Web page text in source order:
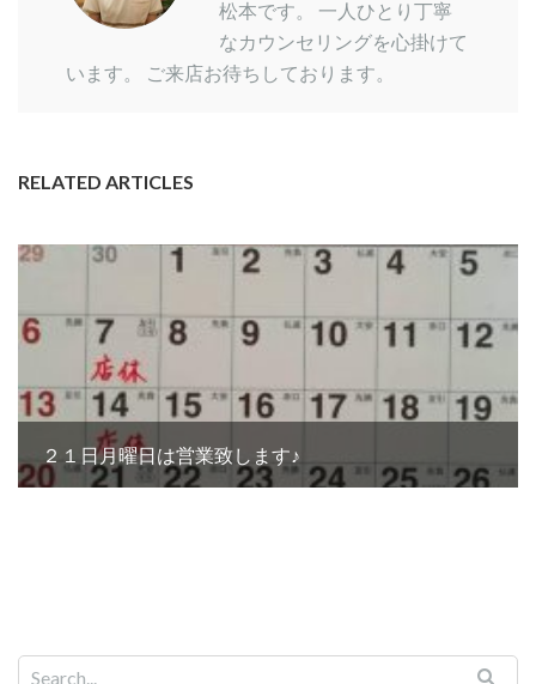
松本です。 一人ひとり丁寧
なカウンセリングを心掛けて
います。 ご来店お待ちしております。
RELATED ARTICLES
２１日月曜日は営業致します♪